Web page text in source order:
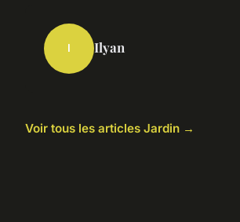
I Ilyan
Voir tous les articles Jardin →